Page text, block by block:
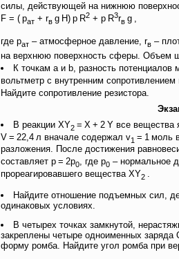
силы, действующей на нижнюю
F = ( рат + rв g Н) p R2 + p R3rв g ,
где рат – атмосферное давление, rв –
на верхнюю поверхность сферы. Объем
К точкам а и b, разность
вольтметр с внутренним
Найдите сопротивление резистора.
В реакции XY2= X + 2 Y все вещества
V = 22,4 л вначале содержал v1 = 1 моль
разложения. После достижения
составляет р = 2р0 , где р0 – нормальное
прореагировавшего вещества XY2
Найдите отношение подъемных сил,
одинаковых условиях.
В четырех точках замкнутой,
закреплены четыре одноименных
форму ромба. Найдите угол ромба при